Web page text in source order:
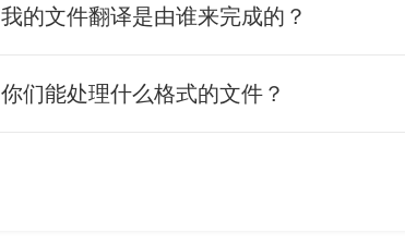
我的文件翻译是由谁来完成的？
你们能处理什么格式的文件？